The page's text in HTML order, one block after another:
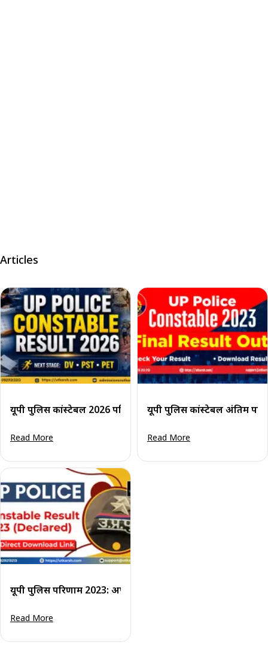
Articles
यूपी पुलिस कांस्टेबल 2026 परिणाम जल्द ही जारी होगा: डाउनलोड
Read More
यूपी पुलिस कांस्टेबल अंतिम
Read More
यूपी पुलिस परिणाम 2023: अपना यूपी कांस्टेबल परिणाम देखें
Read More